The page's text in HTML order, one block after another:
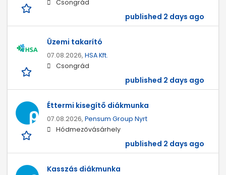
Csongrád
published 2 days ago
Üzemi takarító
07.08.2026, HSA Kft.
Csongrád
published 2 days ago
Éttermi kisegítő diákmunka
07.08.2026, Pensum Group Nyrt
Hódmezővásárhely
published 2 days ago
Kasszás diákmunka